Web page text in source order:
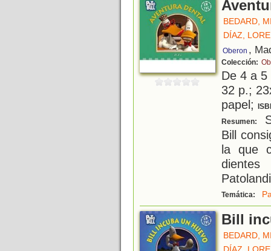
BEDARD,
DÍAZ,
Oberon ,
Colección:
De 4 a
32 p.;
papel;
Resumen:
Bill
la que
Temática:
Bill
BEDARD,